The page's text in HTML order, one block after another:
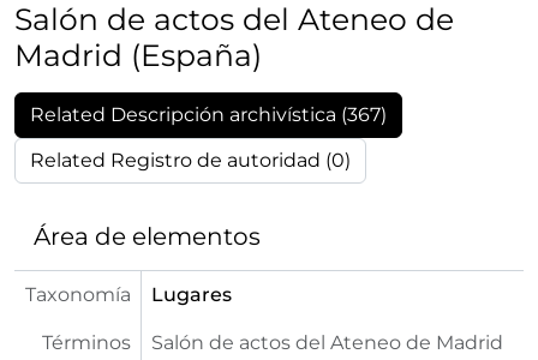
Salón de actos del Ateneo de
Madrid (España)
Related Descripción archivística (367)
Related Registro de autoridad (0)
Área de elementos
Taxonomía Lugares
Términos
Salón de actos del Ateneo de Madrid